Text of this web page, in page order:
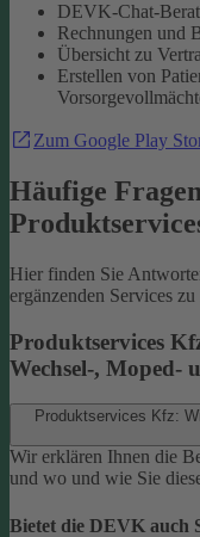
DEVK-Chat-
Rechnungen und
Übersicht zu
Erstellen von
Zum Google Play
Häufige
Hier finden Sie
ergänzenden Services
Produktservices
Wechsel-, Moped-
Produktservices Kfz:
Wir erklären Ihnen die
und wo und wie Sie
Bietet die DEVK auch